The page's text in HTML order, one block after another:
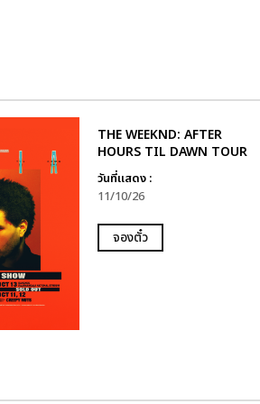
THE WEEKND: AFTER
HOURS TIL DAWN TOUR
วันที่แสดง :
11/10/26
จองตั๋ว